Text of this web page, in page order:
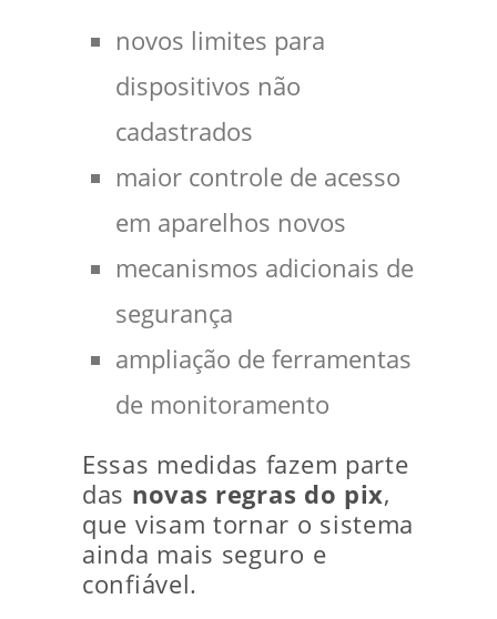
novos limites para
dispositivos não
cadastrados
maior controle de acesso
em aparelhos novos
mecanismos adicionais de
segurança
ampliação de ferramentas
de monitoramento
Essas medidas fazem parte
das novas regras do pix,
que visam tornar o sistema
ainda mais seguro e
confiável.